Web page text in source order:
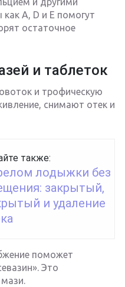
A, D и E помогут
остаточное
и таблеток
и трофическую
снимают отек и
также:
лодыжки без
закрытый,
и удаление
поможет
Это